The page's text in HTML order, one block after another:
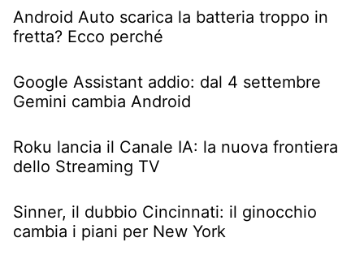
Android Auto scarica la batteria troppo in
fretta? Ecco perché
Google Assistant addio: dal 4 settembre
Gemini cambia Android
Roku lancia il Canale IA: la nuova frontiera
dello Streaming TV
Sinner, il dubbio Cincinnati: il ginocchio
cambia i piani per New York